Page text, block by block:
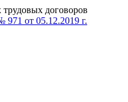
договоров
от 05.12.2019 г.